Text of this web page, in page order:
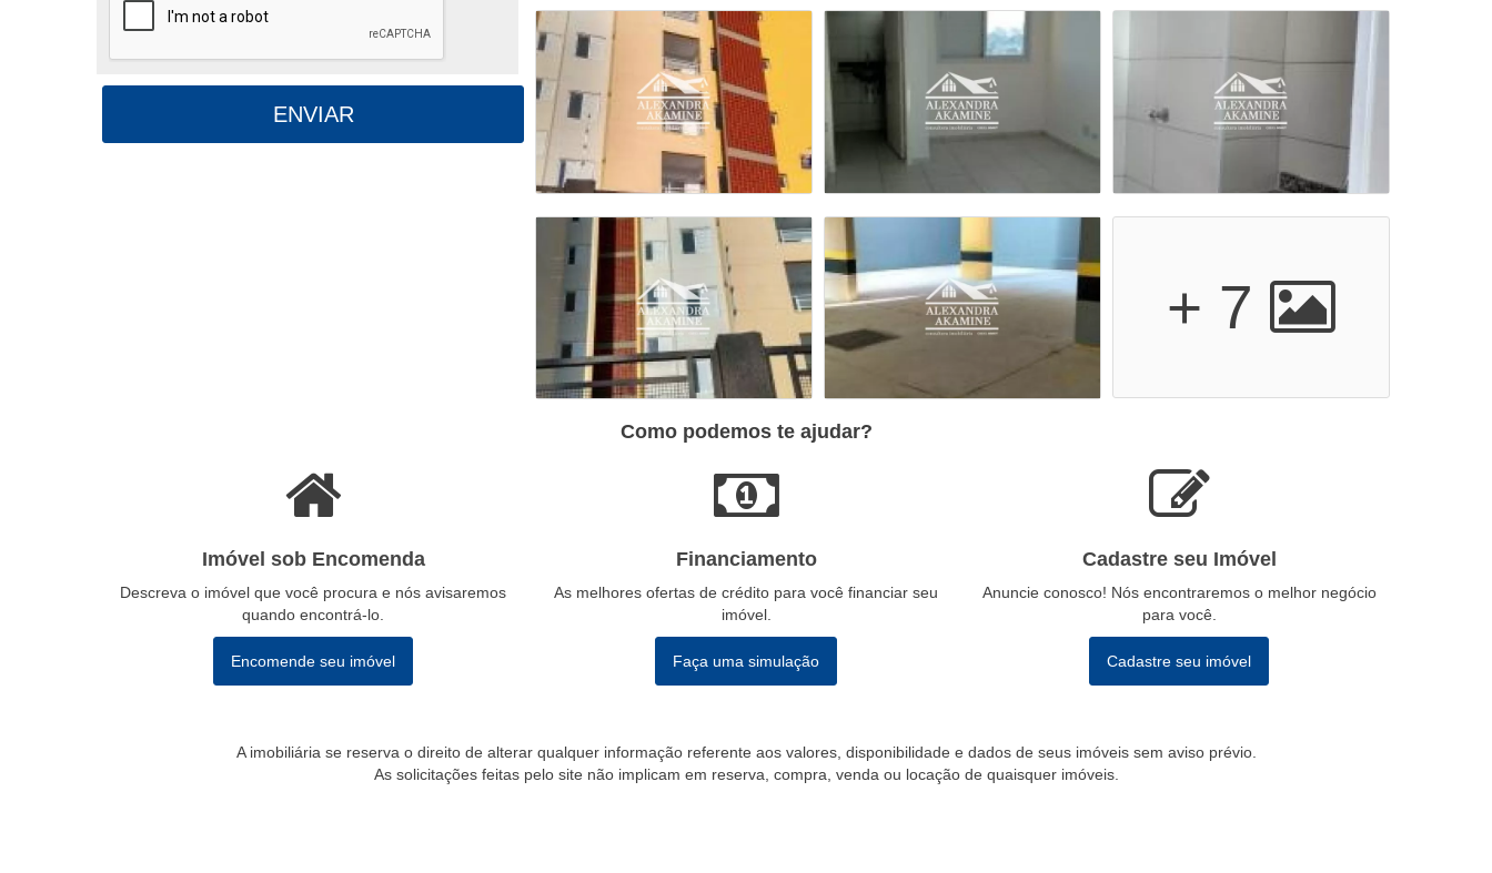
ENVIAR
+ 7
Como podemos te ajudar?
Imóvel sob Encomenda
Descreva o imóvel que você procura e nós avisaremos
quando encontrá-lo.
Encomende seu imóvel
Financiamento
As melhores ofertas de crédito para você financiar seu
imóvel.
Faça uma simulação
Cadastre seu Imóvel
Anuncie conosco! Nós encontraremos o melhor negócio
para você.
Cadastre seu imóvel
A imobiliária se reserva o direito de alterar qualquer informação referente aos valores, disponibilidade e dados de seus imóveis sem aviso prévio.
As solicitações feitas pelo site não implicam em reserva, compra, venda ou locação de quaisquer imóveis.